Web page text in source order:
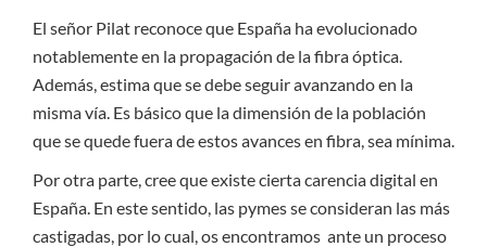
El señor Pilat reconoce que España ha evolucionado
notablemente en la propagación de la fibra óptica.
Además, estima que se debe seguir avanzando en la
misma vía. Es básico que la dimensión de la población
que se quede fuera de estos avances en fibra, sea mínima.
Por otra parte, cree que existe cierta carencia digital en
España. En este sentido, las pymes se consideran las más
castigadas, por lo cual, os encontramos ante un proceso